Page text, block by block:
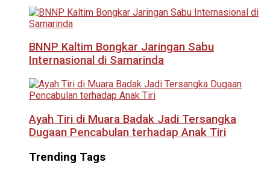
BNNP Kaltim Bongkar Jaringan Sabu
Internasional di Samarinda
Ayah Tiri di Muara Badak Jadi Tersangka
Dugaan Pencabulan terhadap Anak Tiri
Trending Tags